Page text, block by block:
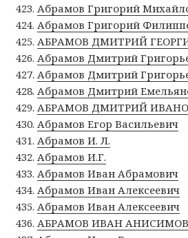
Абрамов Григорий
Абрамов Григорий
АБРАМОВ ДМИТРИЙ
Абрамов Дмитрий
Абрамов Дмитрий
Абрамов Дмитрий
АБРАМОВ ДМИТРИЙ
Абрамов Егор Васильевич
Абрамов И. Л.
Абрамов И.Г.
Абрамов Иван Абрамович
Абрамов Иван Алексеевич
Абрамов Иван Алексеевич
АБРАМОВ ИВАН